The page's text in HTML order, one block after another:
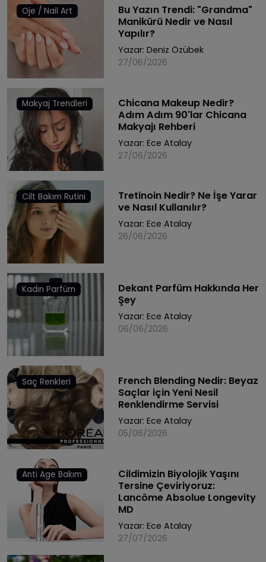
Oje / Nail Art
Bu Yazın Trendi: "Grandma"
Manikürü Nedir ve Nasıl
Yapılır?
Yazar: Deniz Özübek
27/06/2026
Makyaj Trendleri
Chicana Makeup Nedir?
Adım Adım 90'lar Chicana
Makyajı Rehberi
Yazar: Ece Atalay
27/06/2026
Cilt Bakım Rutini
Tretinoin Nedir? Ne İşe Yarar
ve Nasıl Kullanılır?
Yazar: Ece Atalay
26/06/2026
Kadın Parfüm
Dekant Parfüm Hakkında Her
Şey
Yazar: Ece Atalay
06/06/2026
Saç Renkleri
French Blending Nedir: Beyaz
Saçlar için Yeni Nesil
Renklendirme Servisi
Yazar: Ece Atalay
05/06/2026
Anti Age Bakım
Cildimizin Biyolojik Yaşını
Tersine Çeviriyoruz:
Lancôme Absolue Longevity
MD
Yazar: Ece Atalay
27/07/2026